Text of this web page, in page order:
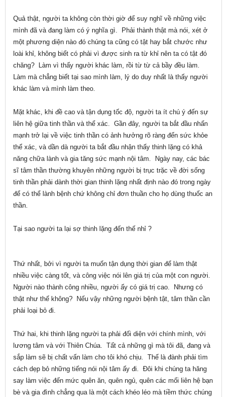
Quả thật, người ta không còn thời giờ để suy nghĩ về những việc
mình đã và đang làm có ý nghĩa gì. Phải thành thật mà nói, xét ở
một phương diện nào đó chúng ta cũng có tật hay bắt chước như
loài khỉ, không biết có phải vì được sinh ra từ khỉ nên ta có tật đó
chăng? Làm vì thấy người khác làm, rồi từ từ cả bầy đều làm.
Làm mà chẳng biết tại sao mình làm, lý do duy nhất là thấy người
khác làm và mình làm theo.
Mặt khác, khi đề cao và tận dụng tốc độ, người ta ít chú ý đến sự
liên hệ giữa tinh thần và thể xác. Gần đây, người ta bắt đầu nhấn
mạnh trở lại về việc tinh thần có ảnh hưởng rõ ràng đến sức khỏe
thể xác, và dần dà người ta bắt đầu nhận thấy thinh lặng có khả
năng chữa lành và gia tăng sức mạnh nội tâm. Ngày nay, các bác
sĩ tâm thần thường khuyên những người bị trục trặc về đời sống
tinh thần phải dành thời gian thinh lặng nhất định nào đó trong ngày
để có thể lành bệnh chứ không chỉ đơn thuần cho họ dùng thuốc an
thần.
Tại sao người ta lại sợ thinh lặng đến thế nhỉ ?
Thứ nhất, bởi vì người ta muốn tận dụng thời gian để làm thật
nhiều việc càng tốt, và công việc nói lên giá trị của một con người.
Người nào thành công nhiều, người ấy có giá trị cao. Nhưng có
thật như thế không? Nếu vậy những người bệnh tật, tâm thần cần
phải loại bỏ đi.
Thứ hai, khi thinh lặng người ta phải đối diện với chính mình, với
lương tâm và với Thiên Chúa. Tất cả những gì mà tôi đã, đang và
sắp làm sẽ bị chất vấn làm cho tôi khó chịu. Thế là đành phải tìm
cách dẹp bỏ những tiếng nói nội tâm ấy đi. Đôi khi chúng ta hăng
say làm việc đến mức quên ăn, quên ngủ, quên các mối liên hệ bạn
bè và gia đình chẳng qua là một cách khéo léo mà tiềm thức chúng